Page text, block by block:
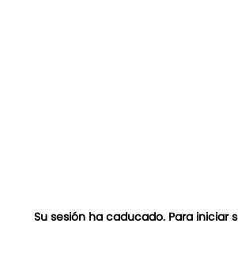
Su sesión ha caducado. Para iniciar